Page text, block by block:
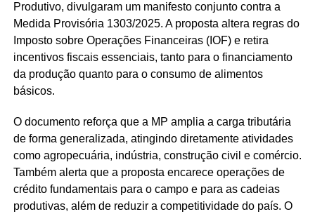
Produtivo, divulgaram um manifesto conjunto contra a
Medida Provisória 1303/2025. A proposta altera regras do
Imposto sobre Operações Financeiras (IOF) e retira
incentivos fiscais essenciais, tanto para o financiamento
da produção quanto para o consumo de alimentos
básicos.
O documento reforça que a MP amplia a carga tributária
de forma generalizada, atingindo diretamente atividades
como agropecuária, indústria, construção civil e comércio.
Também alerta que a proposta encarece operações de
crédito fundamentais para o campo e para as cadeias
produtivas, além de reduzir a competitividade do país. O